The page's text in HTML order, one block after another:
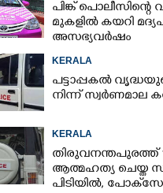
പിങ്ക്
മുകളിൽ കയറി
അസഭ്യവ‌ർഷം
KERALA
പട്ടാപ്പകൽ
നിന്ന് സ്വർണമാല
KERALA
തിരുവനന്തപുരത്ത്
ആത്മഹത്യ ചെയ്ത
പിടിയിൽ,